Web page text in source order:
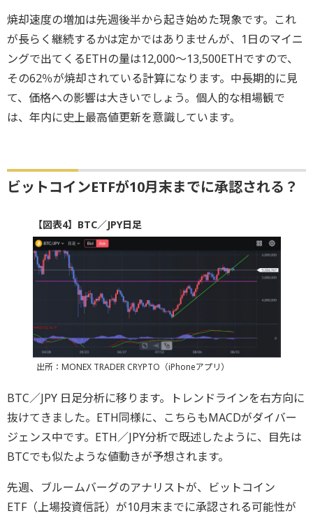
焼却速度の増加は先週後半から起き始めた現象です。これ
が長らく継続するかは定かではありませんが、1日のマイニ
ングで出てくるETHの量は12,000〜13,500ETHですので、
その62％が焼却されている計算になります。中長期的に見
て、価格への影響は大きいでしょう。個人的な相場観で
は、年内に史上最高値更新を意識しています。
ビットコインETFが10月末までに承認される？
【図表4】BTC／JPY日足
出所：MONEX TRADER CRYPTO（iPhoneアプリ）
BTC／JPY 日足分析に移ります。トレンドラインを右方向に
抜けてきました。ETH同様に、こちらもMACDがダイバー
ジェンス中です。ETH／JPY分析で既述したように、目先は
BTCでも似たような値動きが予想されます。
先週、ブルームバーグのアナリストが、ビットコイン
ETF（上場投資信託）が10月末までに承認される可能性が